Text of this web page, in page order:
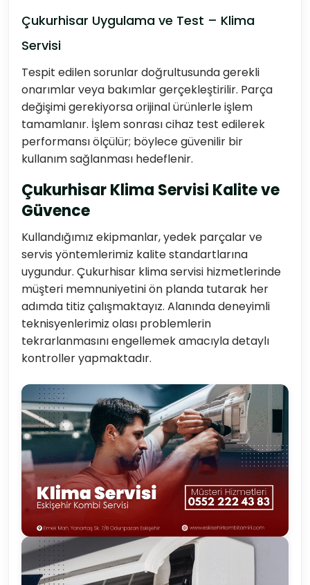
Çukurhisar Uygulama ve Test – Klima
Servisi
Tespit edilen sorunlar doğrultusunda gerekli
onarımlar veya bakımlar gerçekleştirilir. Parça
değişimi gerekiyorsa orijinal ürünlerle işlem
tamamlanır. İşlem sonrası cihaz test edilerek
performansı ölçülür; böylece güvenilir bir
kullanım sağlanması hedeflenir.
Çukurhisar Klima Servisi Kalite ve
Güvence
Kullandığımız ekipmanlar, yedek parçalar ve
servis yöntemlerimiz kalite standartlarına
uygundur. Çukurhisar klima servisi hizmetlerinde
müşteri memnuniyetini ön planda tutarak her
adımda titiz çalışmaktayız. Alanında deneyimli
teknisyenlerimiz olası problemlerin
tekrarlanmasını engellemek amacıyla detaylı
kontroller yapmaktadır.